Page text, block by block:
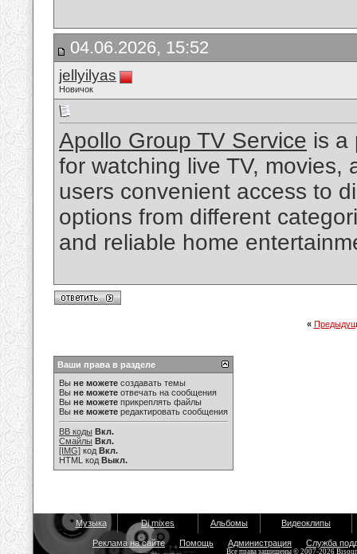
04.06.2026, 15:52
jellyilyas
Новичок
Apollo Group TV Service is a
for watching live TV, movies,
users convenient access to
options from different
and reliable home
«
Ваши права в разделе
Вы не можете создавать темы
Вы не можете отвечать на сообщения
Вы не можете прикреплять файлы
Вы не можете редактировать сообщения
BB коды Вкл.
Смайлы Вкл.
[IMG] код Вкл.
HTML код Выкл.
Музыка Dj mixes Альбомы Видеоклипы
Реклама на сайте Помощь Администрация Служба
Все права защищены © 2007-2026